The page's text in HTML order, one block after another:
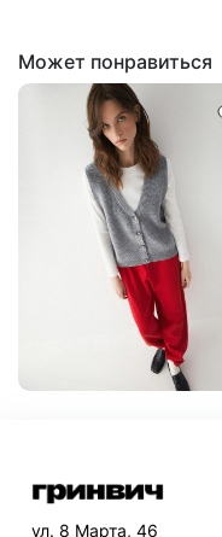
Может понравиться
ул. 8 Марта, 46